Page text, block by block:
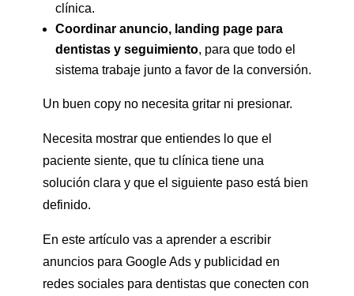
clínica.
Coordinar anuncio, landing page para
dentistas y seguimiento, para que todo el
sistema trabaje junto a favor de la conversión.
Un buen copy no necesita gritar ni presionar.
Necesita mostrar que entiendes lo que el
paciente siente, que tu clínica tiene una
solución clara y que el siguiente paso está bien
definido.
En este artículo vas a aprender a escribir
anuncios para Google Ads y publicidad en
redes sociales para dentistas que conecten con